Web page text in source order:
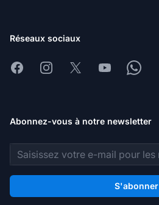
Réseaux sociaux
FacebookInstagram
X Youtube
Abonnez-vous à notre newsletter
Adresse e-mail
S'abonner